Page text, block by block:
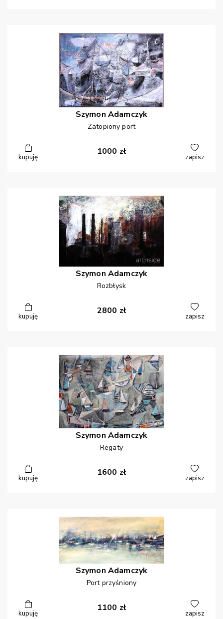
Szymon Adamczyk
Zatopiony port
kupuję
1000 zł
zapisz
Szymon Adamczyk
Rozbłysk
kupuję
2800 zł
zapisz
Szymon Adamczyk
Regaty
kupuję
1600 zł
zapisz
Szymon Adamczyk
Port przyśniony
kupuję
1100 zł
zapisz